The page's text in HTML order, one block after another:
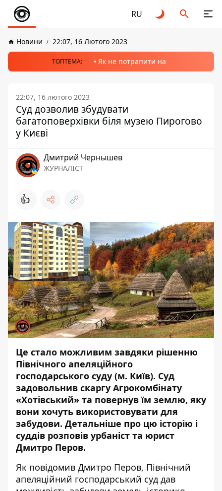
RU
Новини 22:07, 16 Лютого 2023
ТОПТЕМА: Як не потрапити на
22:07, 16 лютого 2023
Суд дозволив збудувати
багатоповерхівки біля музею Пирогово
у Києві
Дмитрий Чернышев
ЖУРНАЛІСТ
👍
Це стало можливим завдяки рішенню
Північного апеляційного
господарського суду (м. Київ). Суд
задовольнив скаргу Агрокомбінату
«Хотівський» та повернув їм землю, яку
вони хочуть використовувати для
забудови. Детальніше про цю історію і
суддів розповів урбаніст та юрист
Дмитро Перов.
Як повідомив Дмитро Перов, Північний
апеляційний господарський суд дав